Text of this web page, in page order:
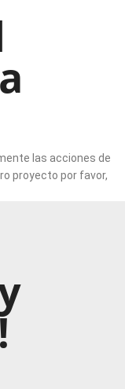
las acciones de
proyecto por favor,